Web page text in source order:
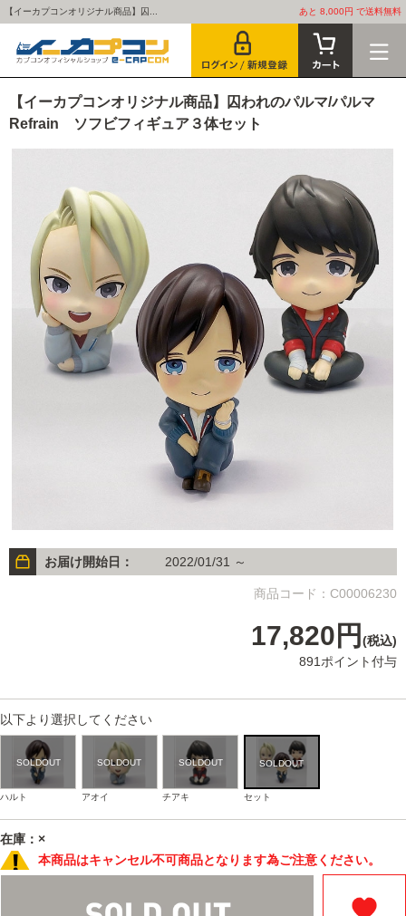
【イーカプコンオリジナル商品】囚... あと 8,000円 で送料無料
【イーカプコンオリジナル商品】囚われのパルマ/パルマ
Refrain ソフビフィギュア３体セット
お届け開始日： 2022/01/31 ～
商品コード：C00006230
17,820円 (税込)
891ポイント付与
以下より選択してください
ハルト アオイ チアキ セット
在庫：×
本商品はキャンセル不可商品となります為ご注意ください。